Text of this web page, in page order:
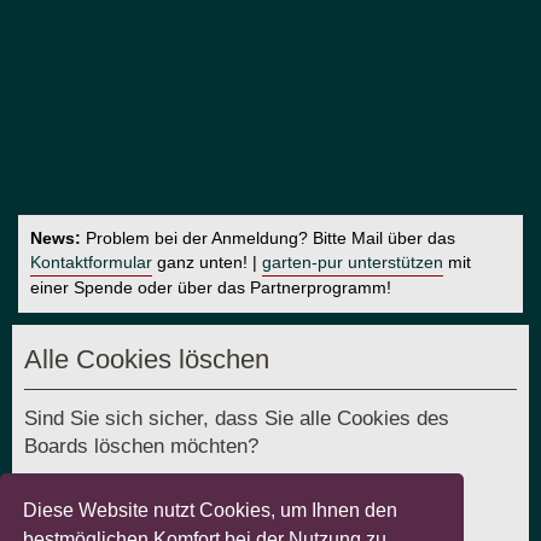
Diese Website nutzt Cookies, um Ihnen den
News: Problem bei der Anmeldung? Bitte Mail über das
Kontaktformular ganz unten! | garten-pur unterstützen mit
einer Spende oder über das Partnerprogramm!
Alle Cookies löschen
Sind Sie sich sicher, dass Sie alle Cookies des
Boards löschen möchten?